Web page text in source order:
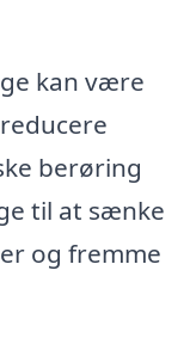
kan være
berøring
til at sænke
og fremme